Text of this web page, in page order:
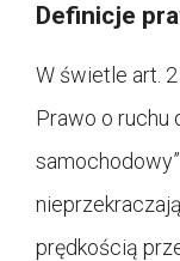
Definicje
W świetle art.
Prawo o ruchu
prędkością